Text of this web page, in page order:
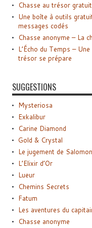
Chasse au trésor
Une boîte à outils
messages codés
Chasse anonyme – La
L’Écho du Temps –
trésor se prépare
SUGGESTIONS
Mysteriosa
Exkalibur
Carine Diamond
Gold & Crystal
Le jugement de Salomon
L’Elixir d’Or
Lueur
Chemins Secrets
Fatum
Les aventures du
Chasse anonyme